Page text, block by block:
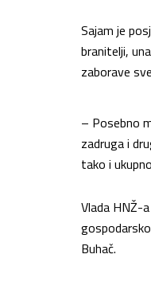
Sajam je
branitelji,
zaborave
– Posebno
zadruga i
tako i
Vlada HNŽ-
Buhač.